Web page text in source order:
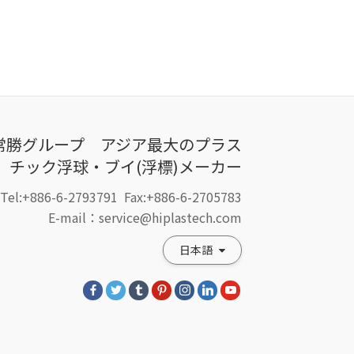
勝グループ アジア最大のプラス
チック浮球・ブイ(浮標)メーカー
Tel:+886-6-2793791 Fax:+886-6-2705783
E-mail：service@hiplastech.com
日本語